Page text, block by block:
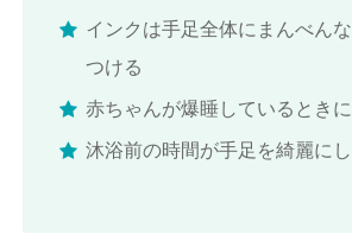
インクは手足全体にまんべん
つける
赤ちゃんが爆睡しているとき
沐浴前の時間が手足を綺麗に